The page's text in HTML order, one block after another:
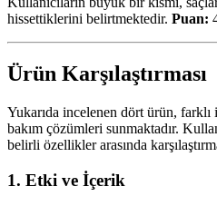
hissettiklerini belirtmektedir. Puan:
Ürün Karşılaştırması
Yukarıda incelenen dört ürün,
bakım çözümleri sunmaktadır.
belirli özellikler arasında
1. Etki ve İçerik